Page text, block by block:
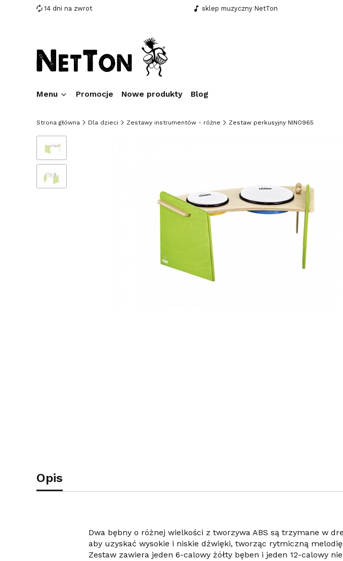
14 dni na zwrot sklep muzyczny NetTon
Menu Promocje Nowe produkty Blog
Strona główna Dla dzieci Zestawy instrumentów - różne Zestaw perkusyjny NINO965
Opis
Dwa bębny o różnej wielkości z tworzywa ABS są trzymane w
aby uzyskać wysokie i niskie dźwięki, tworząc rytmiczną
Zestaw zawiera jeden 6-calowy żółty bęben i jeden 12-calowy